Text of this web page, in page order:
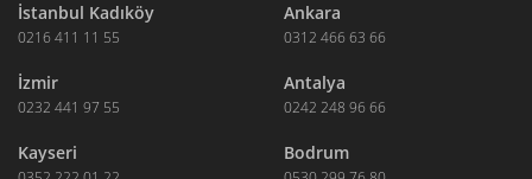
İstanbul Kadıköy
0216 411 11 55
Ankara
0312 466 63 66
İzmir
0232 441 97 55
Antalya
0242 248 96 66
Kayseri Bodrum